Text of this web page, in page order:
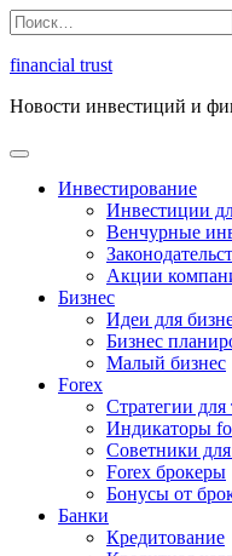
Перейти
к
содержимому
Найти:
financial trust
Новости инвестиций и
Инвестирование
Инвестиции
Венчурные
Акции
Бизнес
Идеи для
Бизнес
Малый бизнес
Forex
Стратегии для
Индикаторы
Советники
Forex брокеры
Бонусы от
Банки
Кредитование